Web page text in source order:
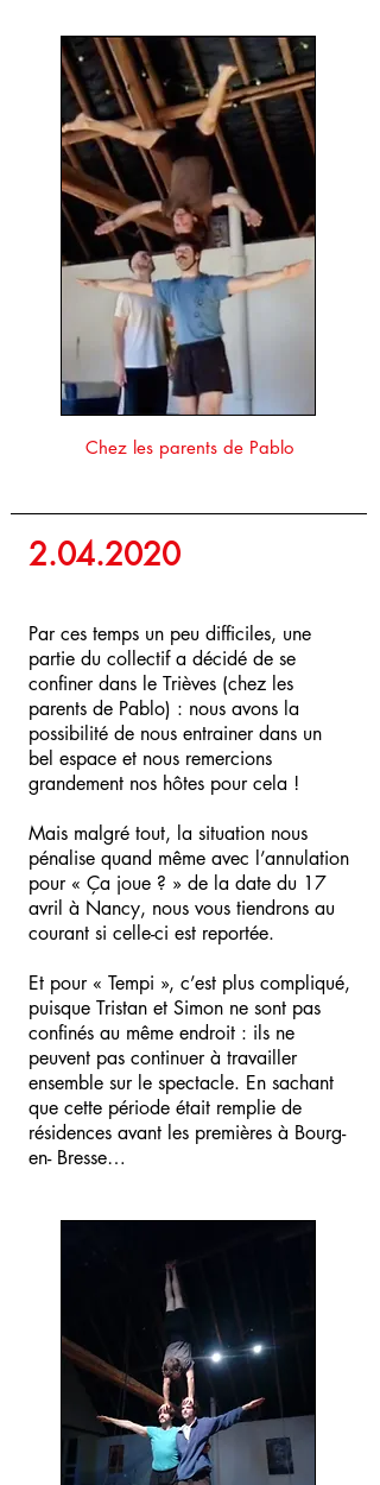
Chez les parents de Pablo
2.04.2020
Par ces temps un peu difficiles, une
partie du collectif a décidé de se
confiner dans le Trièves (chez les
parents de Pablo) : nous avons la
possibilité de nous entrainer dans un
bel espace et nous remercions
grandement nos hôtes pour cela !
Mais malgré tout, la situation nous
pénalise quand même avec l’annulation
pour « Ça joue ? » de la date du 17
avril à Nancy, nous vous tiendrons au
courant si celle-ci est reportée.
Et pour « Tempi », c’est plus compliqué,
puisque Tristan et Simon ne sont pas
confinés au même endroit : ils ne
peuvent pas continuer à travailler
ensemble sur le spectacle. En sachant
que cette période était remplie de
résidences avant les premières à Bourg-
en- Bresse…